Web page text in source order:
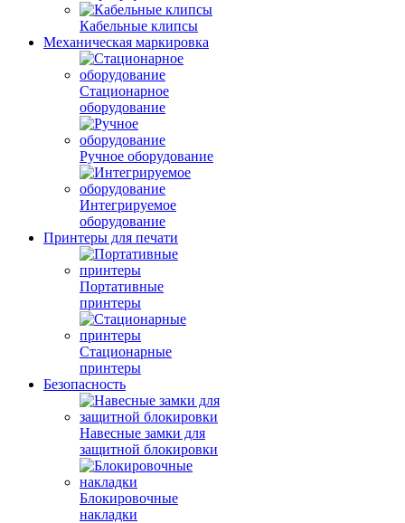
Кабельные клипсы
Механическая маркировка
Стационарное
оборудование
Ручное оборудование
Интегрируемое
оборудование
Принтеры для печати
Портативные
принтеры
Стационарные
принтеры
Безопасность
Навесные замки для
защитной блокировки
Блокировочные
накладки